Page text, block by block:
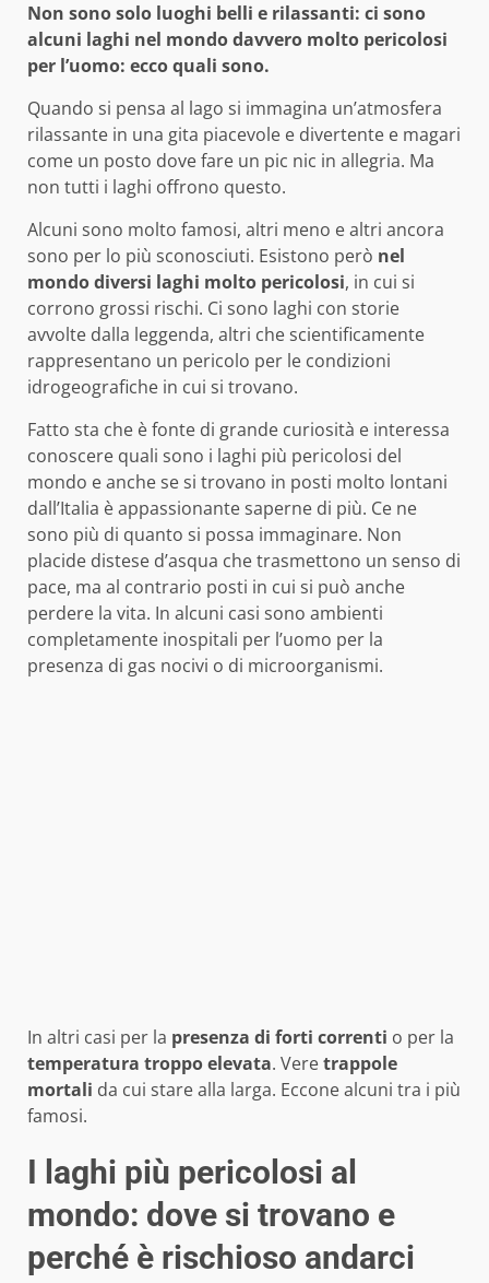
Non sono solo luoghi belli e rilassanti: ci sono
alcuni laghi nel mondo davvero molto pericolosi
per l’uomo: ecco quali sono.
Quando si pensa al lago si immagina un’atmosfera
rilassante in una gita piacevole e divertente e magari
come un posto dove fare un pic nic in allegria. Ma
non tutti i laghi offrono questo.
Alcuni sono molto famosi, altri meno e altri ancora
sono per lo più sconosciuti. Esistono però nel
mondo diversi laghi molto pericolosi, in cui si
corrono grossi rischi. Ci sono laghi con storie
avvolte dalla leggenda, altri che scientificamente
rappresentano un pericolo per le condizioni
idrogeografiche in cui si trovano.
Fatto sta che è fonte di grande curiosità e interessa
conoscere quali sono i laghi più pericolosi del
mondo e anche se si trovano in posti molto lontani
dall’Italia è appassionante saperne di più. Ce ne
sono più di quanto si possa immaginare. Non
placide distese d’asqua che trasmettono un senso di
pace, ma al contrario posti in cui si può anche
perdere la vita. In alcuni casi sono ambienti
completamente inospitali per l’uomo per la
presenza di gas nocivi o di microorganismi.
In altri casi per la presenza di forti correnti o per la
temperatura troppo elevata. Veretrappole
mortali da cui stare alla larga. Eccone alcuni tra i più
famosi.
I laghi più pericolosi al
mondo: dove si trovano e
perché è rischioso andarci